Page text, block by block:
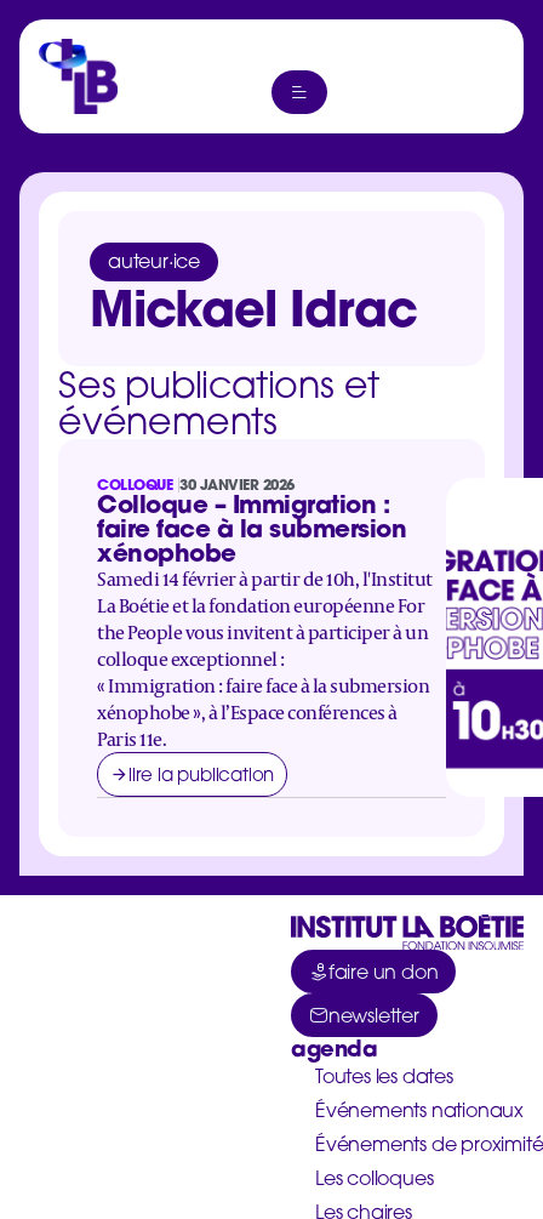
auteur·ice
Mickael Idrac
Ses publications et
événements
COLLOQUE 30 JANVIER 2026
Colloque – Immigration :
faire face à la submersion
xénophobe
Samedi 14 février à partir de 10h, l'Institut
La Boétie et la fondation européenne For
the People vous invitent à participer à un
colloque exceptionnel :
« Immigration : faire face à la submersion
xénophobe », à l’Espace conférences à
Paris 11e.
lire la publication
faire un don
newsletter
agenda
Toutes les dates
Événements nationaux
Événements de proximité
Les colloques
Les chaires